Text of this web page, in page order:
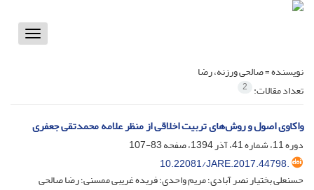
Toggle
نویسنده =صالحی ورزنه، رضا
تعداد مقالات: 2
واکاوی اصول و روش‌های تربیت اخلاقی از منظر علامه محمدتقی جعفری
دوره 11، شماره 41، آذر 1394، صفحه
83-107
10.22081/JARE.2017.44798.
حسنعلی بختیار نصر آبادی؛ مریم واحدی؛ فریده غریبی ممسنی؛ رضا صالحی